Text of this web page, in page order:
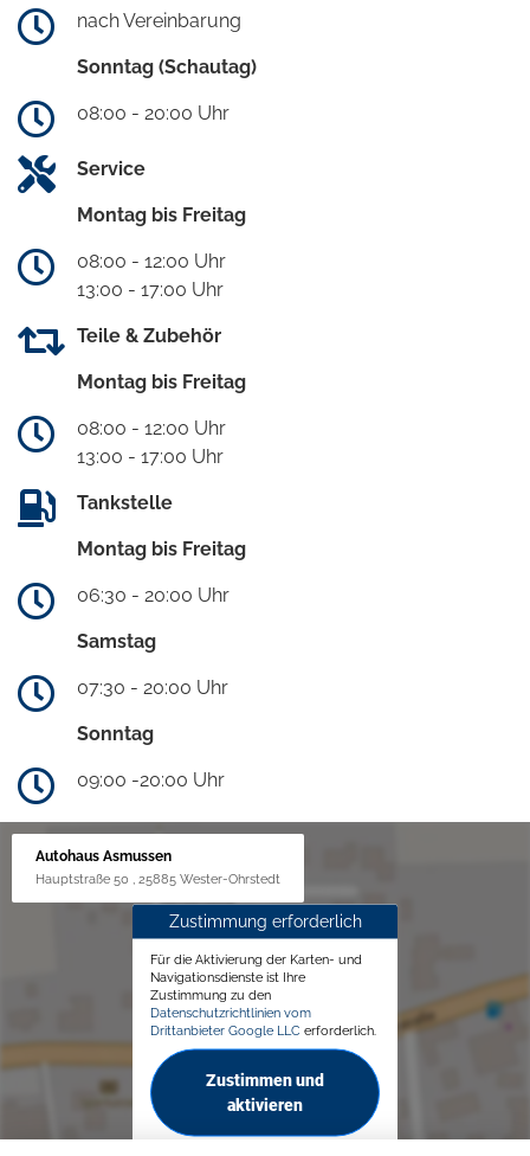
nach Vereinbarung
Sonntag (Schautag)
08:00 - 20:00 Uhr
Service
Montag bis Freitag
08:00 - 12:00 Uhr
13:00 - 17:00 Uhr
Teile & Zubehör
Montag bis Freitag
08:00 - 12:00 Uhr
13:00 - 17:00 Uhr
Tankstelle
Montag bis Freitag
06:30 - 20:00 Uhr
Samstag
07:30 - 20:00 Uhr
Sonntag
09:00 -20:00 Uhr
Autohaus Asmussen
Hauptstraße 50 , 25885 Wester-Ohrstedt
Zustimmung erforderlich
Für die Aktivierung der Karten- und
Navigationsdienste ist Ihre
Zustimmung zu den
Datenschutzrichtlinien vom
Drittanbieter Google LLC erforderlich.
Zustimmen und
aktivieren